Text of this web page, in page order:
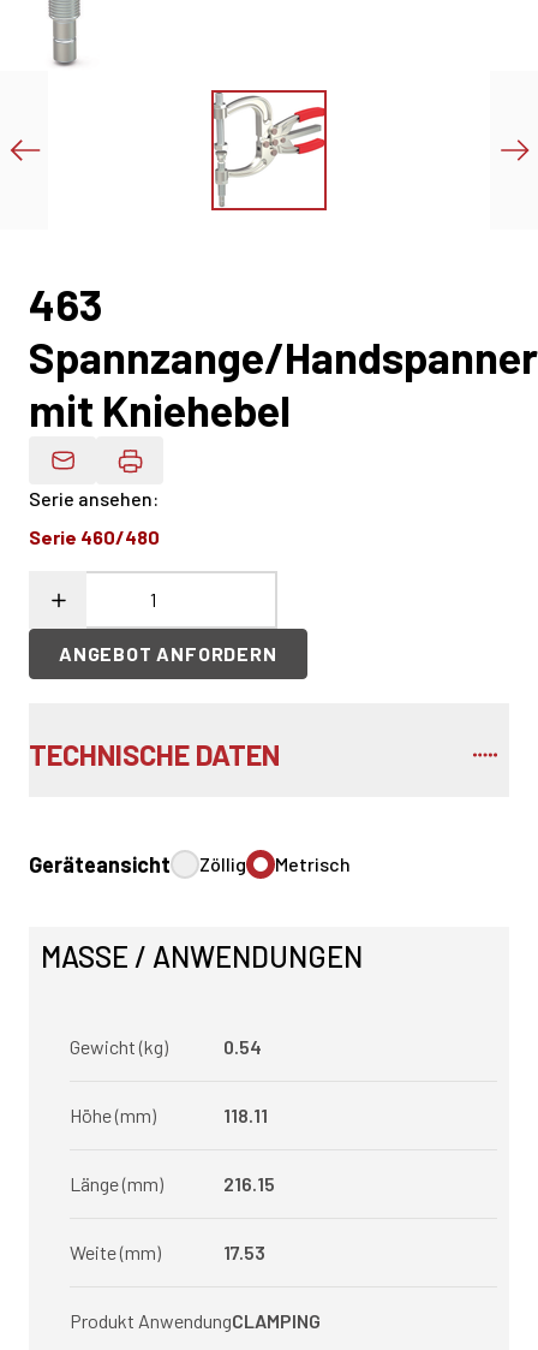
463
Spannzange/Handspanner
mit Kniehebel
Produktdaten Per E-Mail
Serie ansehen:
Serie 460/480
ANGEBOT ANFORDERN
TECHNISCHE DATEN
Geräteansicht Zöllig Metrisch
MASSE / ANWENDUNGEN
Gewicht (kg) 0.54
Höhe (mm) 118.11
Länge (mm) 216.15
Weite (mm) 17.53
Produkt AnwendungCLAMPING